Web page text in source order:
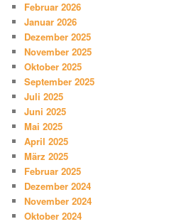
Februar 2026
Januar 2026
Dezember 2025
November 2025
Oktober 2025
September 2025
Juli 2025
Juni 2025
Mai 2025
April 2025
März 2025
Februar 2025
Dezember 2024
November 2024
Oktober 2024